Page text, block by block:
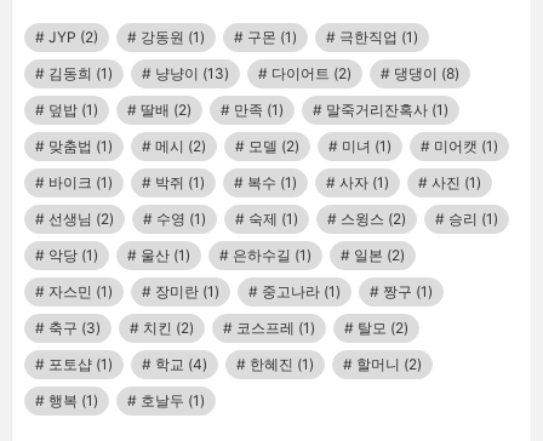
JYP (2) 강동원 (1) 구몬 (1) 극한직업 (1)
김동희 (1) 냥냥이 (13) 다이어트 (2) 댕댕이 (8)
덮밥 (1) 딸배 (2) 만족 (1) 말죽거리잔혹사 (1)
맞춤법 (1) 메시 (2) 모델 (2) 미녀 (1) 미어캣 (1)
바이크 (1) 박쥐 (1) 복수 (1) 사자 (1) 사진 (1)
선생님 (2) 수영 (1) 숙제 (1) 스윙스 (2) 승리 (1)
악당 (1) 울산 (1) 은하수길 (1) 일본 (2)
자스민 (1) 장미란 (1) 중고나라 (1) 짱구 (1)
축구 (3) 치킨 (2) 코스프레 (1) 탈모 (2)
포토샵 (1) 학교 (4) 한혜진 (1) 할머니 (2)
행복 (1) 호날두 (1)